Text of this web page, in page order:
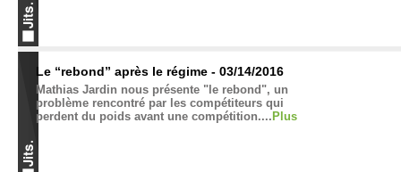
Le “rebond” après le régime - 03/14/2016
Mathias Jardin nous présente "le rebond", un
problème rencontré par les compétiteurs qui
perdent du poids avant une compétition.... Plus